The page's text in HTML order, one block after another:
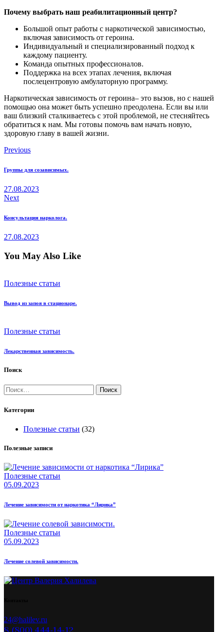
Почему выбрать наш реабилитационный центр?
Большой опыт работы с наркотической зависимостью,
включая зависимость от героина.
Индивидуальный и специализированный подход к
каждому пациенту.
Команда опытных профессионалов.
Поддержка на всех этапах лечения, включая
послецентровую амбулаторную программу.
Наркотическая зависимость от героина– это вызов, но с нашей
помощью она может быть успешно преодолена. Если вы или
ваш близкий сталкиваетесь с этой проблемой, не стесняйтесь
обратиться к нам. Мы готовы помочь вам начать новую,
здоровую главу в вашей жизни.
Навигация
по
Previous
Группы для созависимых.
27.08.2023
Next
Консультация нарколога.
27.08.2023
You May Also Like
Полезные статьи
Вывод из запоя в стационаре.
Полезные статьи
Лекарственная зависимость.
Поиск
Найти:
Категории
Полезные статьи (32)
Полезные записи
Полезные статьи
05.09.2023
Лечение зависимости от наркотика “Лирика”
Полезные статьи
05.09.2023
Лечение солевой зависимости.
24@halilev.ru